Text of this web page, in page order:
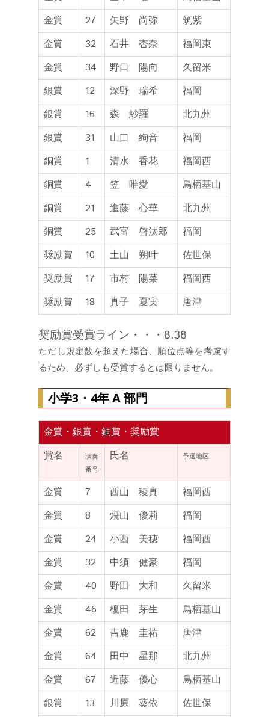
金賞
27 矢野 尚弥
筑紫
金賞
32 石井 杏奈
福岡東
金賞
34 野口 陽向
久留米
銀賞
12 深野 瑞希
福岡
銀賞
16 森 紗羅
北九州
銀賞
31 山口 絢音
福岡
銅賞
1 清水 香花
福岡西
銅賞
4 笠 唯愛
鳥栖基山
銅賞
21 進藤 心華
北九州
銅賞
25 武富 啓汰郎
福岡
奨励賞
10 土山 朔叶
佐世保
奨励賞
17 市村 陽菜
福岡西
奨励賞
18 真子 夏実 唐津
奨励賞受賞ライン・・・8.38
ただし規定数を超えた場合、順位点等を考慮す
るため、必ずしも受賞するとは限りません。
小学3・4年 A 部門
金賞・銀賞・銅賞・奨励賞
賞名
演奏
番号
氏名 予選地区
金賞 7 西山 稜真
福岡西
金賞
8 焼山 優莉
福岡
金賞
24 小西 美穂
福岡西
金賞
32 中須 健豪
福岡
金賞
40 野田 大和
久留米
金賞
46 榎田 芽生
鳥栖基山
金賞
62 吉鹿 圭祐
唐津
金賞
64 田中 星那
北九州
金賞
67 近藤 優心
鳥栖基山
銀賞
13 川原 葵依
佐世保